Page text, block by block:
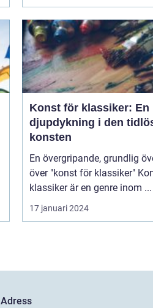
Konst för klassiker: En
djupdykning i den
konsten
En övergripande, grundlig
över "konst för klassiker" Konst för
klassiker är en genre inom ...
17 januari 2024
Adress